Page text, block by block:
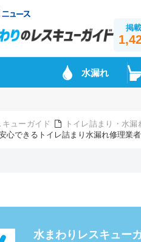
掲
水漏れ
ューガイド トイレ詰まり・水
心できるトイレ詰まり水漏れ修理業者
水まわりレスキュー